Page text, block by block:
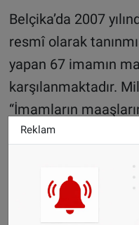
Belçika’da 2007
resmî olarak
yapan 67 imamın
karşılanmaktadır.
“İmamların
karşılanması
ülke genelinde
bulunmaktadır.
Reklam